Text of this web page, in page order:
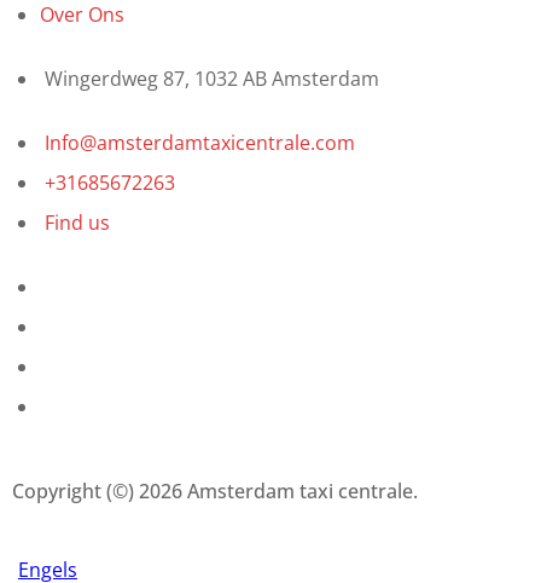
Over Ons
Wingerdweg 87, 1032 AB Amsterdam
Info@amsterdamtaxicentrale.com
+31685672263
Find us
Copyright (©) 2026 Amsterdam taxi centrale.
Engels